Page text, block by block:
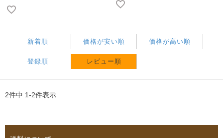
新着順 価格が安い順 価格が高い順
登録順 レビュー順
2件中 1-2件表示